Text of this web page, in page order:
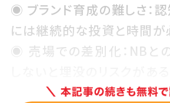
◉ ブランド育成の難しさ：
には継続的な投資と時間が
◉ 売場での差別化：NBと
◉ 返品・クレーム対応：自